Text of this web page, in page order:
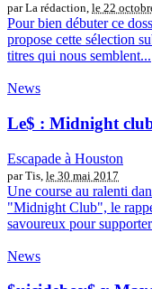
par La rédaction, le 22
Pour bien débuter ce
propose cette sélection
titres qui nous semblent...
News
Le$ : Midnight
Escapade à Houston
par Tis, le 30 mai 2017
Une course au ralenti
"Midnight Club", le
savoureux pour
News